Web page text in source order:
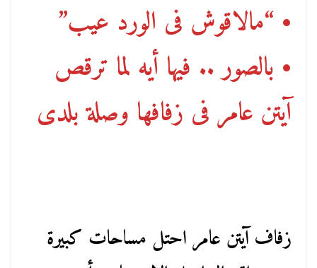
• “مالاقوش فى الورد عيب”
• بالصور .. فيها أيه لما ترقص
آيتن عامر فى زفافها وصلة بلدى
زفاف آيتن عامر احتل مساحات كبيرة